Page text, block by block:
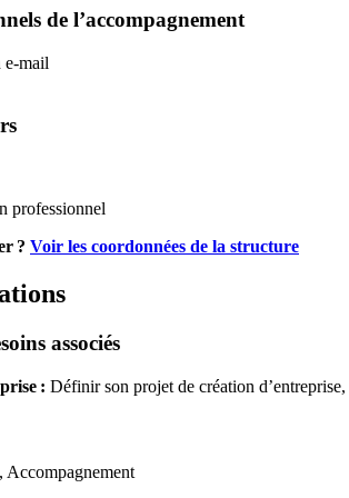
de l’accompagnement
e-mail
professionnel
? Voir les coordonnées de la structure
associés
: Définir son projet de création d’entreprise,